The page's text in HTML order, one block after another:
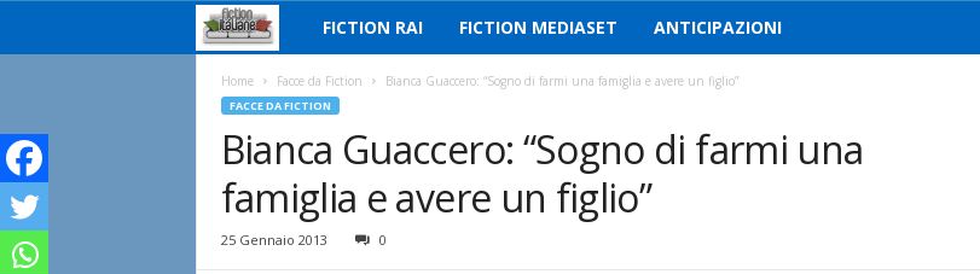
i
i
FICTION RAI FICTION MEDIASET ANTICIPAZIONI
Home Facce da Fiction Bianca Guaccero: “Sogno di farmi una famiglia e avere un figlio”
FACCE DA FICTION
Bianca Guaccero: “Sogno di farmi una
famiglia e avere un figlio”
25 Gennaio 2013 0